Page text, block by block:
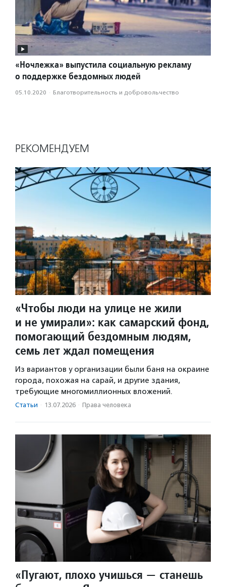
«Ночлежка» выпустила социальную рекламу
о поддержке бездомных людей
05.10.2020 · Благотвори­тель­ность и доброволь­чест­во
РЕКОМЕНДУЕМ
«Чтобы люди на улице не жили
и не умирали»: как самарский фонд,
помогающий бездомным людям,
семь лет ждал помещения
Из вариантов у организации были баня на окраине
города, похожая на сарай, и другие здания,
требующие многомиллионных вложений.
Статьи · 13.07.2026 · Права человека
«Пугают, плохо учишься — станешь